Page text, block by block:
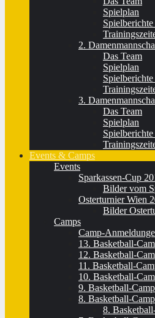
Spielplan
2.
Das Team
Spielplan
3.
Das Team
Spielplan
Events & Camps
Events
Sparkassen-Cup
Bilder vom
Osterturnier Wien
Bilder
Camps
Camp-
13. Basketball-
12. Basketball-
11. Basketball-
10. Basketball-
9. Basketball-
8. Basketball-
8.